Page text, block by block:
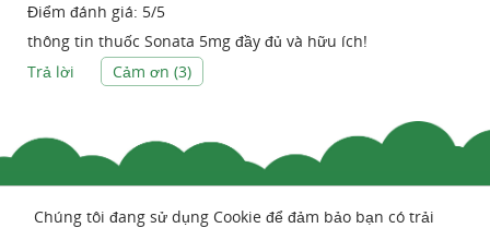
Điểm đánh giá: 5/5
thông tin thuốc Sonata 5mg đầy đủ và hữu ích!
Trả lời
Cảm ơn (3)
Chúng tôi đang sử dụng Cookie để đảm bảo bạn có trải